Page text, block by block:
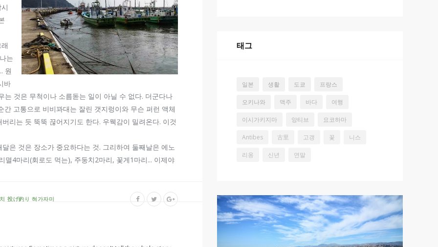
는
원
바
것은 무척이나 소름돋는 일이 아닐 수 없다. 더군다나
고통으로 비비꽈대는 잘린 갯지렁이와 무슨 퍼런 액체
리는 듯 뚝뚝 끊어지기도 한다. 우웩감이 밀려온다. 이것
은 것은 장소가 중요하다는 것. 그리하여 둘째날은 에노
4마리(회로도 먹는), 주둥치2마리, 꽃게1마리... 이제야
投げ釣り 혀가자미
태그
일본 생활 도쿄 프랑스
오키나와 맥주 바다 여행
이시가키지마 앙티브 요코하마
Antibes 古里 고갱 꽃 니스
리옹 신년 연말